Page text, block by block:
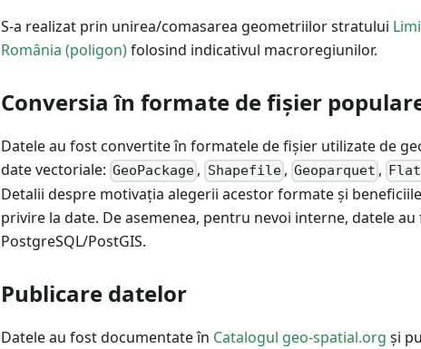
S-a realizat prin unirea/comasarea geometriilor stratului
România (poligon)folosind indicativul macroregiunilor.
Conversia în formate de fișier
Datele au fost convertite în formatele de fișier utilizate de
date vectoriale: GeoPackage , Shapefile, Geoparquet ,
Detalii despre motivația alegerii acestor formate și
privire la date. De asemenea, pentru nevoi interne, datele
PostgreSQL/PostGIS.
Publicare datelor
Datele au fost documentate în Catalogul geo-spatial.org și